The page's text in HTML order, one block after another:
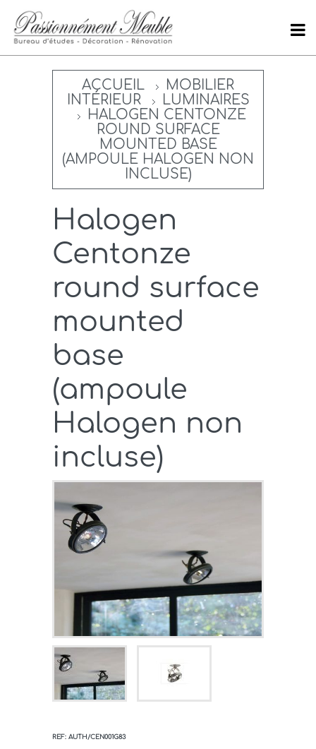
ACCUEIL
MOBILIER
INTÉRIEUR
LUMINAIRES
HALOGEN CENTONZE
ROUND SURFACE
MOUNTED BASE
(AMPOULE HALOGEN NON
INCLUSE)
Halogen
Centonze
round surface
mounted
base
(ampoule
Halogen non
incluse)
REF: AUTH/CEN001G83